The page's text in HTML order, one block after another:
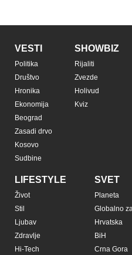
VESTI
Politika
Društvo
Hronika
Ekonomija
Beograd
Zasadi drvo
Kosovo
Sudbine
SHOWBIZ
Rijaliti
Zvezde
Holivud
Kviz
LIFESTYLE
Život
Stil
Ljubav
Zdravlje
Hi-Tech
SVET
Planeta
Globalno
Hrvatska
BiH
Crna Gora